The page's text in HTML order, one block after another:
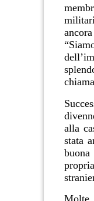
alla
stata